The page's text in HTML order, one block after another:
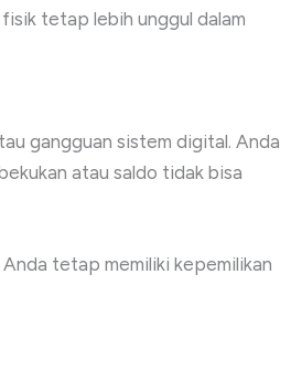
tetap lebih unggul dalam
gangguan sistem digital. Anda
atau saldo tidak bisa
tetap memiliki kepemilikan